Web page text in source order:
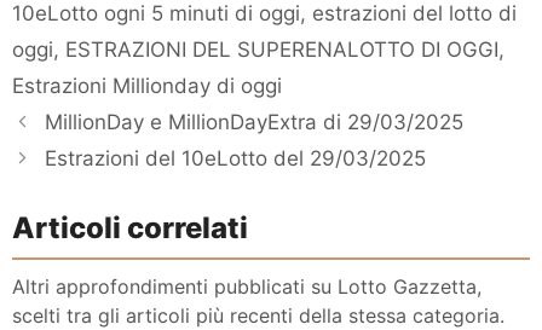
10eLotto ogni 5 minuti di oggi, estrazioni del lotto di
oggi, ESTRAZIONI DEL SUPERENALOTTO DI OGGI,
Estrazioni Millionday di oggi
MillionDay e MillionDayExtra di 29/03/2025
Estrazioni del 10eLotto del 29/03/2025
Articoli correlati
Altri approfondimenti pubblicati su Lotto Gazzetta,
scelti tra gli articoli più recenti della stessa categoria.